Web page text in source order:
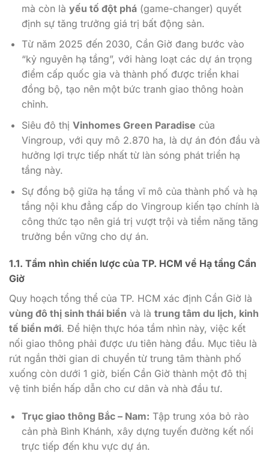
mà còn là yếu tố đột phá(game-changer) quyết
định sự tăng trưởng giá trị bất động sản.
Từ năm 2025 đến 2030, Cần Giờ đang bước vào
“kỷ nguyên hạ tầng”, với hàng loạt các dự án trọng
điểm cấp quốc gia và thành phố được triển khai
đồng bộ, tạo nên một bức tranh giao thông hoàn
chỉnh.
Siêu đô thị Vinhomes Green Paradise của
Vingroup, với quy mô 2.870 ha, là dự án đón đầu và
hưởng lợi trực tiếp nhất từ làn sóng phát triển hạ
tầng này.
Sự đồng bộ giữa hạ tầng vĩ mô của thành phố và hạ
tầng nội khu đẳng cấp do Vingroup kiến tạo chính là
công thức tạo nên giá trị vượt trội và tiềm năng tăng
trưởng bền vững cho dự án.
1.1. Tầm nhìn chiến lược của TP. HCM về Hạ tầng Cần
Giờ
Quy hoạch tổng thể của TP. HCM xác định Cần Giờ là
vùng đô thị sinh thái biển và là trung tâm du lịch, kinh
tế biển mới. Để hiện thực hóa tầm nhìn này, việc kết
nối giao thông phải được ưu tiên hàng đầu. Mục tiêu là
rút ngắn thời gian di chuyển từ trung tâm thành phố
xuống còn dưới 1 giờ, biến Cần Giờ thành một đô thị
vệ tinh biển hấp dẫn cho cư dân và nhà đầu tư.
Trục giao thông Bắc – Nam: Tập trung xóa bỏ rào
cản phà Bình Khánh, xây dựng tuyến đường kết nối
trực tiếp đến khu vực dự án.